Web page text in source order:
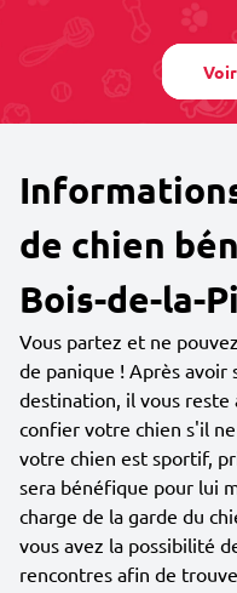
de chien
Bois-de-la-
Vous partez et ne
de panique ! Après
destination, il vous reste
confier votre chien s'il
votre chien est sportif,
sera bénéfique pour lui
charge de la garde du
vous avez la possibilité
rencontres afin de